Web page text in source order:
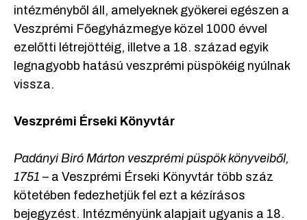
intézményből áll, amelyeknek gyökerei egészen a
Veszprémi Főegyházmegye közel 1000 évvel
ezelőtti létrejöttéig, illetve a 18. század egyik
legnagyobb hatású veszprémi püspökéig nyúlnak
vissza.
Veszprémi Érseki Könyvtár
Padányi Biró Márton veszprémi püspök könyveiből,
1751 – a Veszprémi Érseki Könyvtár több száz
kötetében fedezhetjük fel ezt a kézírásos
bejegyzést. Intézményünk alapjait ugyanis a 18.